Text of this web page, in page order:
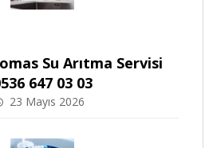
Su Arıtma Servisi
647 03 03
23 Mayıs 2026